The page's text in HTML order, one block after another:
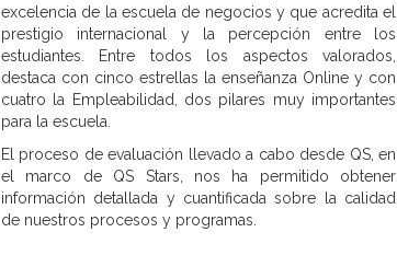
excelencia de la escuela de negocios y que acredita el
prestigio internacional y la percepción entre los
estudiantes. Entre todos los aspectos valorados,
destaca con cinco estrellas la enseñanza Online y con
cuatro la Empleabilidad, dos pilares muy importantes
para la escuela.
El proceso de evaluación llevado a cabo desde QS, en
el marco de QS Stars, nos ha permitido obtener
información detallada y cuantificada sobre la calidad
de nuestros procesos y programas.